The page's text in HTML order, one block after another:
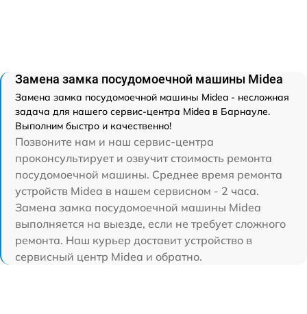
Замена замка посудомоечной машины Midea
Замена замка посудомоечной машины Midea - несложная
задача для нашего сервис-центра Midea в Барнауле.
Выполним быстро и качественно!
Позвоните нам и наш сервис-центра
проконсультирует и озвучит стоимость ремонта
посудомоечной машины. Среднее время ремонта
устройств Midea в нашем сервисном - 2 часа.
Замена замка посудомоечной машины Midea
выполняется на выезде, если не требует сложного
ремонта. Наш курьер доставит устройство в
сервисный центр Midea и обратно.